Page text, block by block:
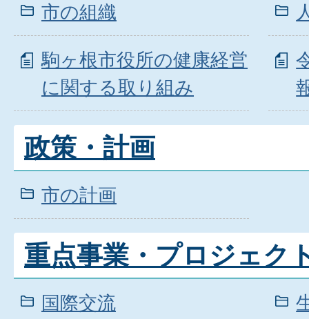
市の組織
駒ヶ根市役所の健康経営
に関する取り組み
政策・計画
市の計画
重点事業・プロジェク
国際交流